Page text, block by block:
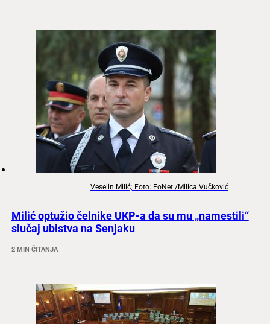
Veselin Milić; Foto: FoNet /Milica Vučković
Milić optužio čelnike UKP-a da su mu „namestili“
slučaj ubistva na Senjaku
2 MIN ČITANJA